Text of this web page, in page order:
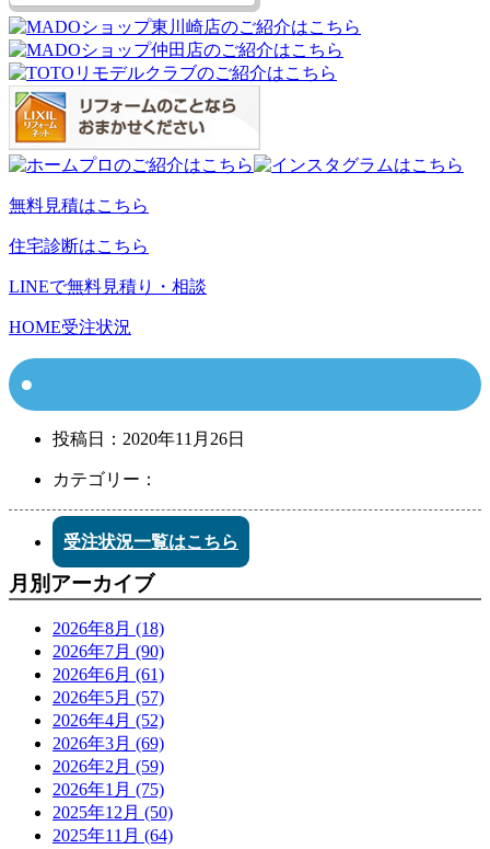
無料見積はこちら
住宅診断はこちら
LINEで無料見積り・相談
HOME受注状況
投稿日： 2020年11月26日
カテゴリー：
受注状況一覧はこちら
月別アーカイブ
2026年8月 (18)
2026年7月 (90)
2026年6月 (61)
2026年5月 (57)
2026年4月 (52)
2026年3月 (69)
2026年2月 (59)
2026年1月 (75)
2025年12月 (50)
2025年11月 (64)